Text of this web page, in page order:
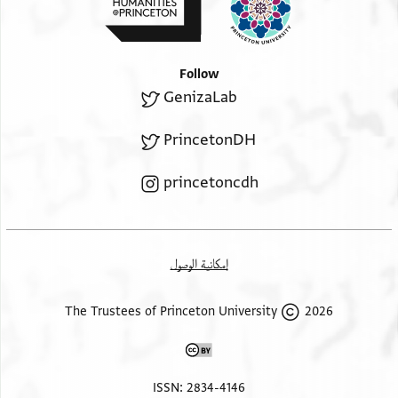
זרעיך דמיקמת בישראל ודן די יהוי
ליך מני גט שחרור וגט חירות ושטר
Follow
GenizaLab
PrincetonDH
princetoncdh
إمكانية الوصول
2026 The Trustees of Princeton University
ISSN: 2834-4146